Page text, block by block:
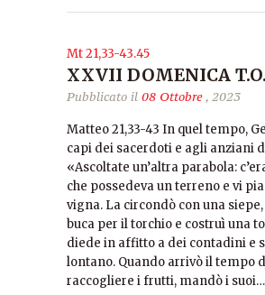
Mt 21,33-43.45
XXVII DOMENICA
Pubblicato il 08 Ottobre, 2023
Matteo 21,33-43 In quel tempo,
capi dei sacerdoti e agli anziani
«Ascoltate un’altra parabola:
che possedeva un terreno e vi
vigna. La circondò con una
buca per il torchio e costruì una
diede in affitto a dei contadini e
lontano. Quando arrivò il tempo
raccogliere i frutti, mandò i suoi…